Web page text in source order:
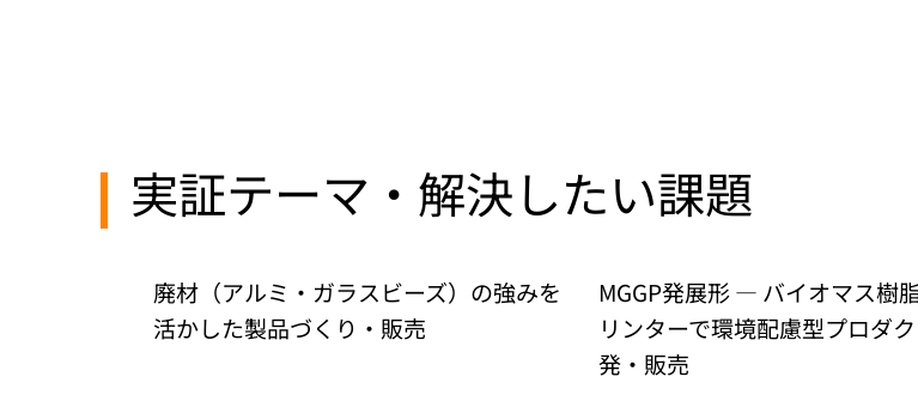
実証テーマ・解決したい課題
廃材（アルミ・ガラスビーズ）の強みを
活かした製品づくり・販売
MGGP発展形 ― バイオマス樹
リンターで環境配慮型プロダ
発・販売